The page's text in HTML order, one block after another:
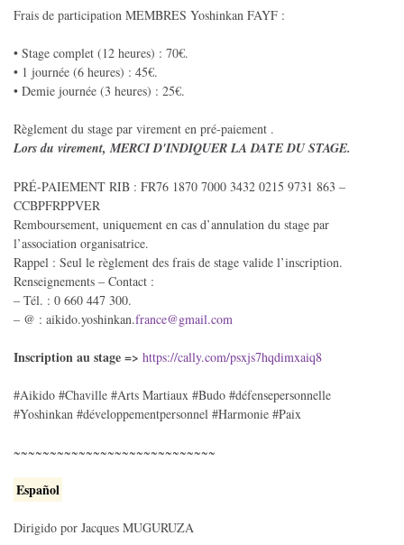
Frais de participation MEMBRES Yoshinkan FAYF :
• Stage complet (12 heures) : 70€.
• 1 journée (6 heures) : 45€.
• Demie journée (3 heures) : 25€.
Règlement du stage par virement en pré-paiement .
Lors du virement, MERCI D'INDIQUER LA DATE DU STAGE.
PRÉ-PAIEMENT RIB : FR76 1870 7000 3432 0215 9731 863 –
CCBPFRPPVER
Remboursement, uniquement en cas d’annulation du stage par
l’association organisatrice.
Rappel : Seul le règlement des frais de stage valide l’inscription.
Renseignements – Contact :
– Tél. : 0 660 447 300.
– @ : aikido.yoshinkan.france@gmail.com
Inscription au stage => https://cally.com/psxjs7hqdimxaiq8
#Aikido #Chaville #Arts Martiaux #Budo #défensepersonnelle
#Yoshinkan #développementpersonnel #Harmonie #Paix
~~~~~~~~~~~~~~~~~~~~~~~~~~~~
Español
Dirigido por Jacques MUGURUZA